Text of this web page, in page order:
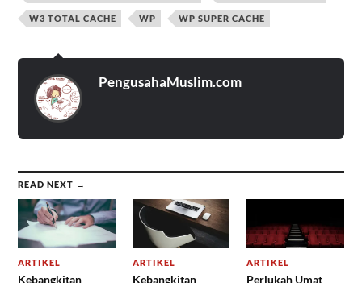
W3 TOTAL CACHE WP WP SUPER CACHE
PengusahaMuslim.com
READ NEXT →
ARTIKEL
Kebangkitan
ARTIKEL
Kebangkitan
ARTIKEL
Perlukah Umat